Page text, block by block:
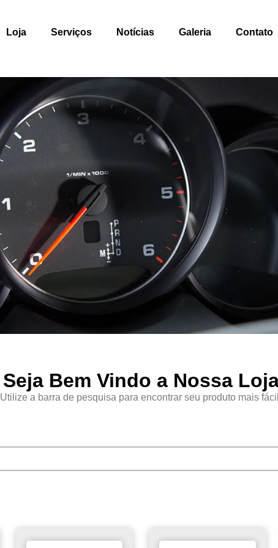
Loja Serviços Notícias Galeria Contato
Seja Bem Vindo a Nossa
Utilize a barra de pesquisa para encontrar seu produto mais